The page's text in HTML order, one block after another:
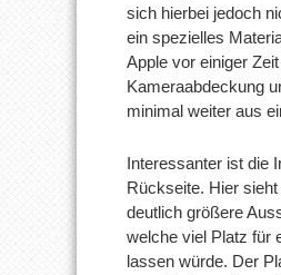
sich hierbei jedoch
ein spezielles
Apple vor einiger
Kameraabdeckung
minimal weiter aus
Interessanter ist die
Rückseite. Hier
deutlich größere
welche viel Platz für
lassen würde. Der